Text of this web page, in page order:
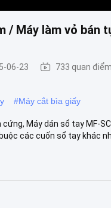
/ Máy làm vỏ bán
06-23 733 quan điểm
#Máy cắt bìa giấy
Máy dán sổ tay MF-
các cuốn sổ tay khác